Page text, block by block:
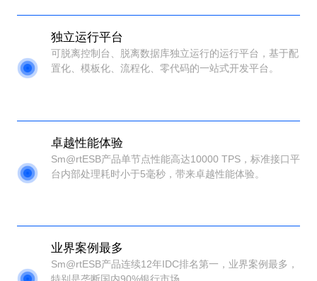
独立运行平台
可脱离控制台、脱离数据库独立运行的运行平台，基于配
置化、模板化、流程化、零代码的一站式开发平台。
卓越性能体验
Sm@rtESB产品单节点性能高达10000 TPS，标准接口平
台内部处理耗时小于5毫秒，带来卓越性能体验。
业界案例最多
Sm@rtESB产品连续12年IDC排名第一，业界案例最多，